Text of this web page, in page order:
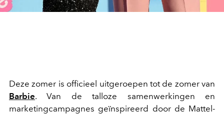
Deze zomer is officieel uitgeroepen tot de zomer van
Barbie. Van de talloze samenwerkingen en
marketingcampagnes geïnspireerd door de Mattel-